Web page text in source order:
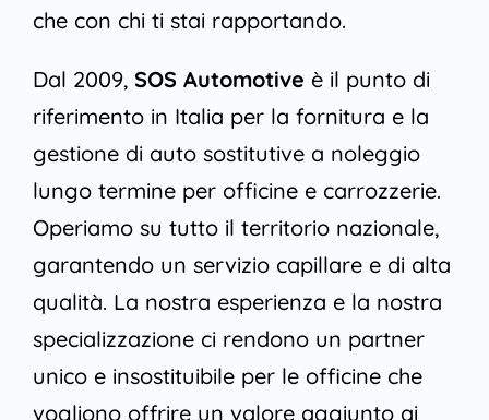
che con chi ti stai rapportando.
Dal 2009, SOS Automotive è il punto di
riferimento in Italia per la fornitura e la
gestione di auto sostitutive a noleggio
lungo termine per officine e carrozzerie.
Operiamo su tutto il territorio nazionale,
garantendo un servizio capillare e di alta
qualità. La nostra esperienza e la nostra
specializzazione ci rendono un partner
unico e insostituibile per le officine che
vogliono offrire un valore aggiunto ai